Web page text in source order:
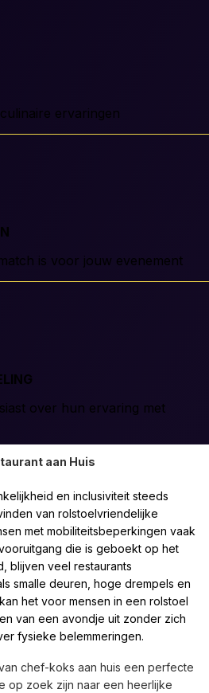
ervaringen
is voor jouw evenement
over hun ervaring met
aan Huis
en inclusiviteit steeds
van rolstoelvriendelijke
met mobiliteitsbeperkingen vaak
die is geboekt op het
blijven veel restaurants
smalle deuren, hoge drempels en
het voor mensen in een rolstoel
van een avondje uit zonder zich
fysieke belemmeringen.
chef-koks aan huis een perfecte
op zoek zijn naar een heerlijke